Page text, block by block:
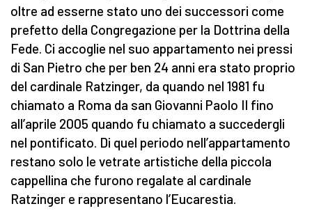
oltre ad esserne stato uno dei successori come
prefetto della Congregazione per la Dottrina della
Fede. Ci accoglie nel suo appartamento nei pressi
di San Pietro che per ben 24 anni era stato proprio
del cardinale Ratzinger, da quando nel 1981 fu
chiamato a Roma da san Giovanni Paolo II fino
all’aprile 2005 quando fu chiamato a succedergli
nel pontificato. Di quel periodo nell’appartamento
restano solo le vetrate artistiche della piccola
cappellina che furono regalate al cardinale
Ratzinger e rappresentano l’Eucarestia.